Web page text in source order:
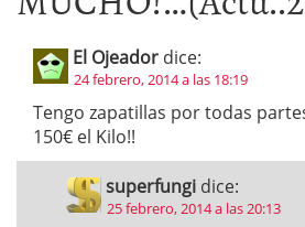
El Ojeador dice:
24 febrero, 2014 a las 18:19
Tengo zapatillas por todas
150€ el Kilo!!
superfungi dice:
25 febrero, 2014 a las 20:13